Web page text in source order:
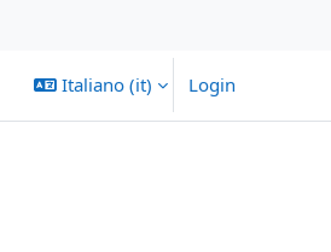
Italiano ‎(it)‎ Login